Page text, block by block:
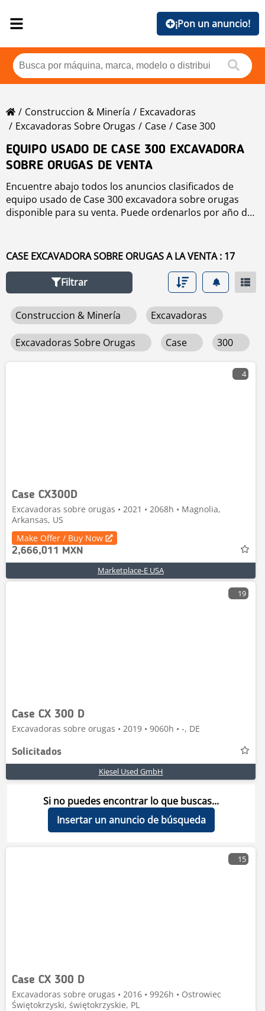
¡Pon un anuncio!
Construccion & Minería
Excavadoras
Excavadoras Sobre Orugas
Case
Case 300
EQUIPO USADO DE CASE 300 EXCAVADORA
SOBRE ORUGAS DE VENTA
Encuentre abajo todos los anuncios clasificados de
equipo usado de Case 300 excavadora sobre orugas
disponible para su venta. Puede ordenarlos por año de
navegación de la izquierda.
CASE EXCAVADORA SOBRE ORUGAS A LA VENTA : 17
Filtrar
Construccion & Minería Excavadoras
Excavadoras Sobre Orugas Case 300
4
Case CX300D
Excavadoras sobre orugas • 2021 • 2068h • Magnolia,
Arkansas, US
Make Offer / Buy Now
2,666,011 MXN
Marketplace-E USA
19
Case CX 300 D
Excavadoras sobre orugas • 2019 • 9060h • -, DE
Solicitados
Kiesel Used GmbH
Si no puedes encontrar lo que buscas...
Insertar un anuncio de búsqueda
15
Case CX 300 D
Excavadoras sobre orugas • 2016 • 9926h • Ostrowiec
Świętokrzyski, świętokrzyskie, PL